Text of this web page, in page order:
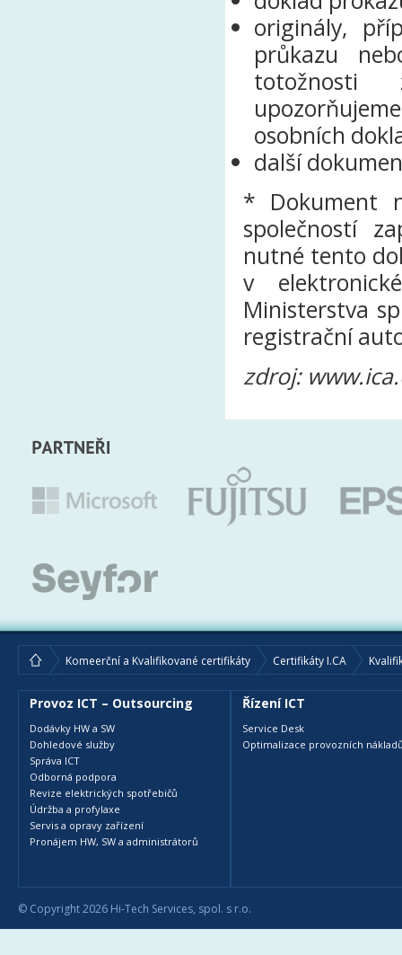
originály,
průkazu
totožnosti
osobních
další
* Dokument
společností
nutné tento
v
Ministerstva
registrační
zdroj:
Komeerční a Kvalifikované certifikáty Certifikáty I.CA
Provoz ICT – Outsourcing
Dodávky HW a SW
Dohledové služby
Správa ICT
Odborná podpora
Revize elektrických spotřebičů
Údržba a profylaxe
Servis a opravy zařízení
Pronájem HW, SW a administrátorů
Řízení ICT
Service Desk
Optimalizace provozních
© Copyright 2026 Hi-Tech Services, spol. s r.o.